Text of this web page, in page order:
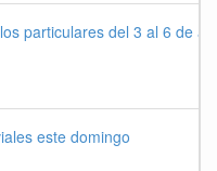
particulares del 3 al 6 de
este domingo